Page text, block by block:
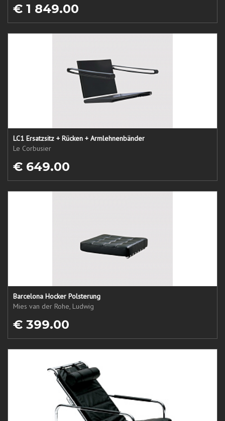
€ 1 849.00
LC1 Ersatzsitz + Rücken + Armlehnenbänder
Le Corbusier
€ 649.00
Barcelona Hocker Polsterung
Mies van der Rohe, Ludwig
€ 399.00